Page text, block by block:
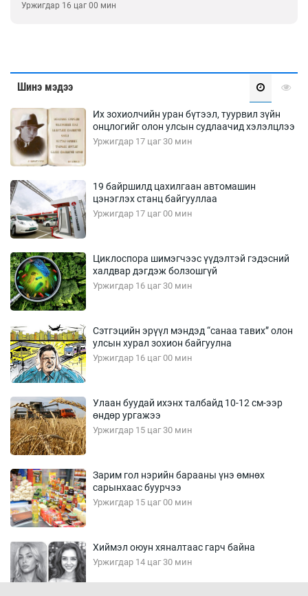
Уржигдар 16 цаг 00 мин
Шинэ мэдээ
Их зохиолчийн уран бүтээл, туурвил зүйн
онцлогийг олон улсын судлаачид хэлэлцлээ
Уржигдар 17 цаг 30 мин
19 байршилд цахилгаан автомашин
цэнэглэх станц байгууллаа
Уржигдар 17 цаг 00 мин
Циклоспора шимэгчээс үүдэлтэй гэдэсний
халдвар дэгдэж болзошгүй
Уржигдар 16 цаг 30 мин
Сэтгэцийн эрүүл мэндэд “санаа тавих” олон
улсын хурал зохион байгуулна
Уржигдар 16 цаг 00 мин
Улаан буудай ихэнх талбайд 10-12 см-ээр
өндөр ургажээ
Уржигдар 15 цаг 30 мин
Зарим гол нэрийн барааны үнэ өмнөх
сарынхаас буурчээ
Уржигдар 15 цаг 00 мин
Хиймэл оюун хяналтаас гарч байна
Уржигдар 14 цаг 30 мин